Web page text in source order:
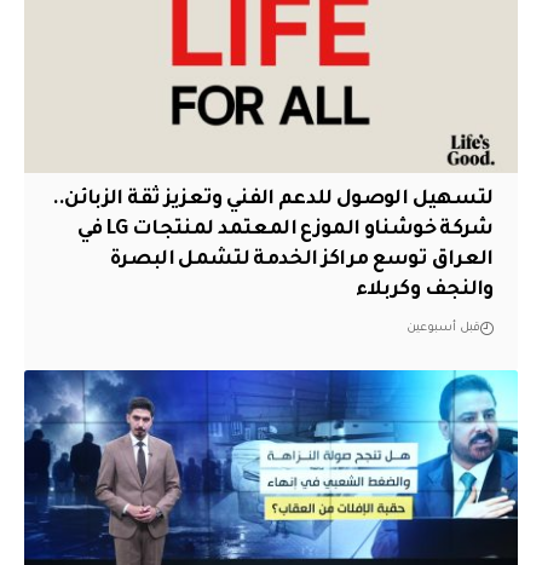
لتسهيل الوصول للدعم الفني وتعزيز ثقة الزبائن..
شركة خوشناو الموزع المعتمد لمنتجات LG في
العراق توسع مراكز الخدمة لتشمل البصرة
والنجف وكربلاء
قبل أسبوعين